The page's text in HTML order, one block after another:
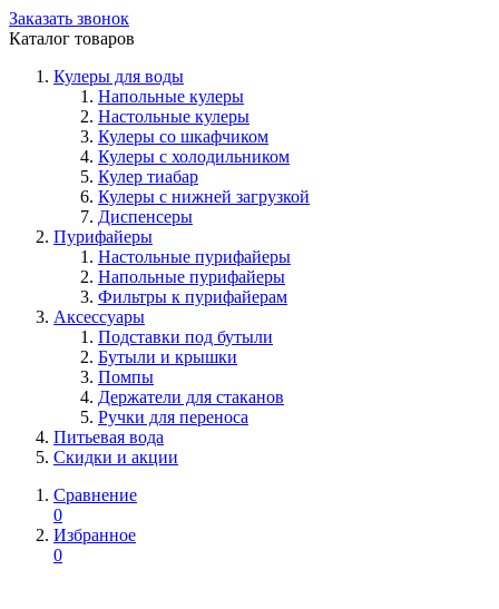
Заказать звонок
Каталог товаров
Кулеры для воды
Напольные кулеры
Настольные кулеры
Кулеры со шкафчиком
Кулеры с холодильником
Кулер тиабар
Кулеры с нижней загрузкой
Диспенсеры
Пурифайеры
Настольные пурифайеры
Напольные пурифайеры
Фильтры к пурифайерам
Аксессуары
Подставки под бутыли
Бутыли и крышки
Помпы
Держатели для стаканов
Ручки для переноса
Питьевая вода
Скидки и акции
Сравнение
0
Избранное
0